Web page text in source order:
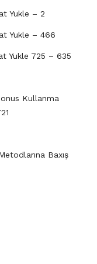
Yukle – 2
Yukle – 466
Yukle 725 – 635
Kullanma
Baxış